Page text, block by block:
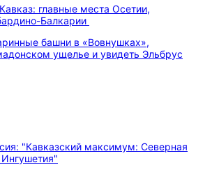
главные места Осетии,
Балкарии
башни в «Вовнушках»,
ущелье и увидеть Эльбрус